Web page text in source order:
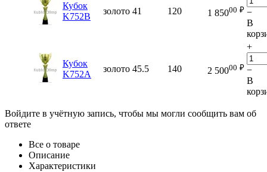
Кубок
K752B
золото 41 120 1 85000 ₽ −
В
Кубок
K752A
золото 45.5 140 2 50000 ₽
+
−
В
Войдите в учётную запись, чтобы мы могли сообщить вам об
ответе
Все о товаре
Описание
Характеристики